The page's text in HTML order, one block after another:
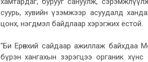
суурь, хувийн үзэмжээр асуудалд
цонх, нэгдмэл байдлаар хэрэгжих ёстой.
"Би Ерөнхий сайдаар ажиллаж байхдаа
бүрэн хангахын зэрэгцээ органик